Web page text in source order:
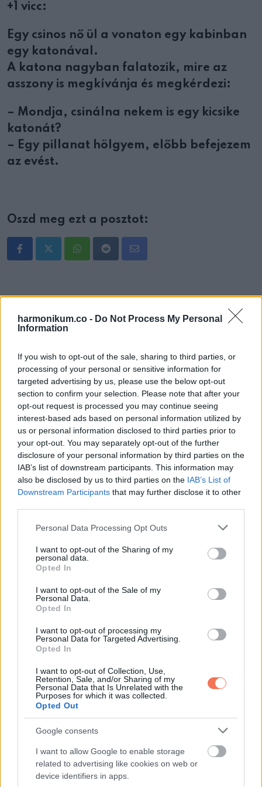
harmonikum.co - Do Not Process My Personal
Information
If you wish to opt-out of the sale, sharing to third parties, or
processing of your personal or sensitive information for
targeted advertising by us, please use the below opt-out
section to confirm your selection. Please note that after your
opt-out request is processed you may continue seeing
interest-based ads based on personal information utilized by
us or personal information disclosed to third parties prior to
your opt-out. You may separately opt-out of the further
disclosure of your personal information by third parties on the
IAB’s list of downstream participants. This information may
also be disclosed by us to third parties on the IAB’s List of
Downstream Participants that may further disclose it to other
Please note that this website/app uses one or more Google
not limited to your visit or usage behaviour. You may click to
grant or deny consent to Google and its third-party tags to
use your data for below specified purposes in below Google
consent section.
Personal Data Processing Opt Outs
I want to opt-out of the Sharing of my
personal data.
Opted In
I want to opt-out of the Sale of my
Personal Data.
Opted In
I want to opt-out of processing my
Personal Data for Targeted Advertising.
Opted In
I want to opt-out of Collection, Use,
Retention, Sale, and/or Sharing of my
Personal Data that Is Unrelated with the
Purposes for which it was collected.
Opted Out
Google consents
I want to allow Google to enable storage
related to advertising like cookies on web or
device identifiers in apps.
+1 vicc:
Egy csinos nő ül a vonaton egy kabinban
egy katonával.
A katona nagyban falatozik, mire az
asszony is megkívánja és megkérdezi:
– Mondja, csinálna nekem is egy kicsike
katonát?
– Egy pillanat hölgyem, előbb befejezem
az evést.
Oszd meg ezt a posztot:
WhatsappRedditShare
13 évesen világsztárrá vált, de a hírnév
ízének megismerése után kezdett
helytelenül viselkedni. Most 47 éves, és
senki sem kínál neki szerepeket
KÖVETKEZŐ POSZT
Döbbenetes látvány a temetőben!A
bennünk, amikor megláttuk Stadler József
különleges sírkövét
További bejegyzések